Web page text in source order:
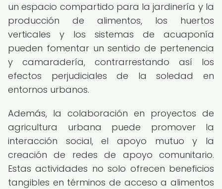
un espacio compartido para la jardinería y la
producción de alimentos, los huertos
verticales y los sistemas de acuaponía
pueden fomentar un sentido de pertenencia
y camaradería, contrarrestando así los
efectos perjudiciales de la soledad en
entornos urbanos.
Además, la colaboración en proyectos de
agricultura urbana puede promover la
interacción social, el apoyo mutuo y la
creación de redes de apoyo comunitario.
Estas actividades no solo ofrecen beneficios
tangibles en términos de acceso a alimentos